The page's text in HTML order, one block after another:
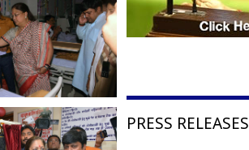
PRESS RELEASES